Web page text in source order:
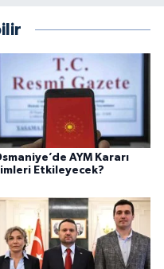
AYM Kararı
Etkileyecek?